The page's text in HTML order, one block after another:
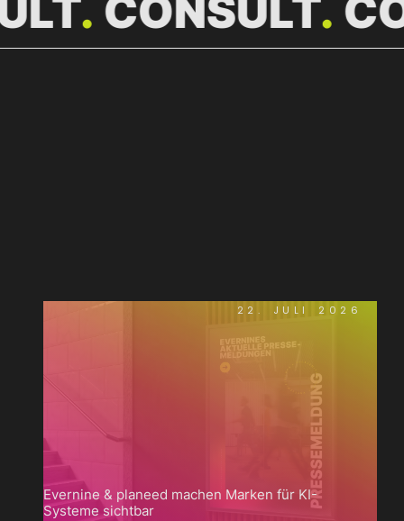
22. JULI 2026
Evernine & planeed machen Marken für KI-
Systeme sichtbar